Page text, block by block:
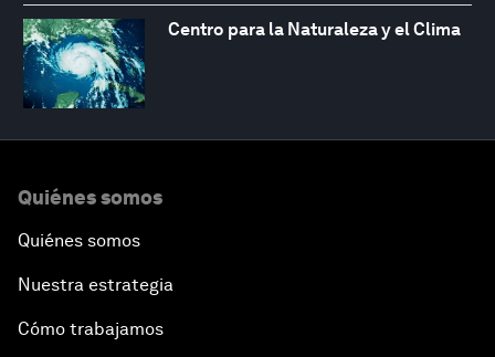
Centro para la Naturaleza y el Clima
Quiénes somos
Quiénes somos
Nuestra estrategia
Cómo trabajamos